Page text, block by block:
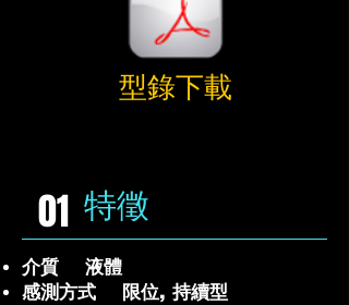
型錄下載
01 特徵
介質 液體
感測方式 限位, 持續型